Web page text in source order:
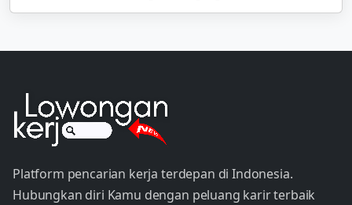
Platform pencarian kerja terdepan di Indonesia.
Hubungkan diri Kamu dengan peluang karir terbaik